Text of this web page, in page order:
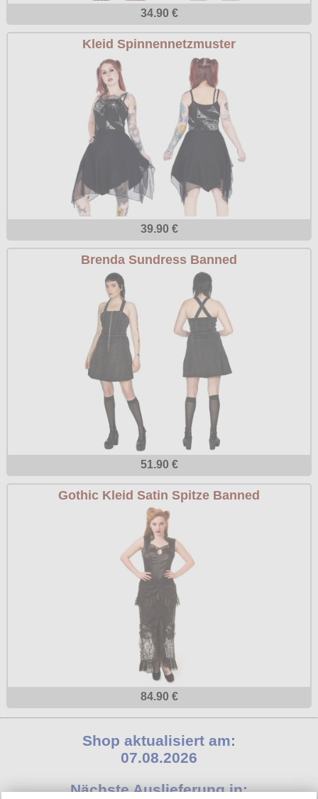
34.90 €
Kleid Spinnennetzmuster
39.90 €
Brenda Sundress Banned
51.90 €
Gothic Kleid Satin Spitze Banned
84.90 €
Shop aktualisiert am:
07.08.2026
Nächste Auslieferung in: